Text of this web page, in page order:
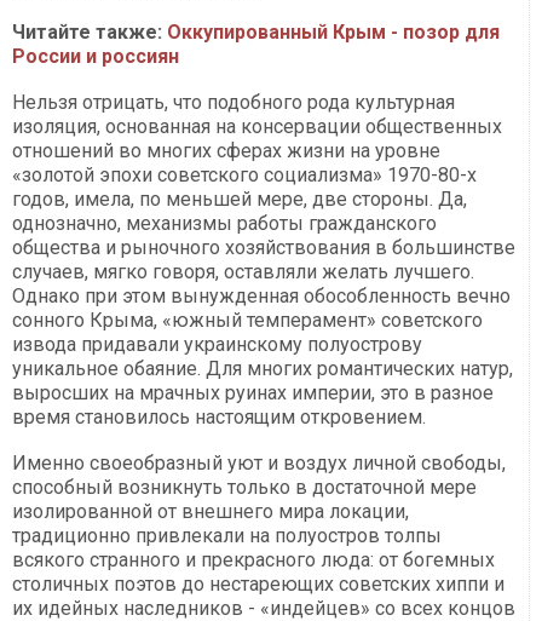
Читайте также: Оккупированный Крым - позор для
России и россиян
Нельзя отрицать, что подобного рода культурная
изоляция, основанная на консервации общественных
отношений во многих сферах жизни на уровне
«золотой эпохи советского социализма» 1970-80-х
годов, имела, по меньшей мере, две стороны. Да,
однозначно, механизмы работы гражданского
общества и рыночного хозяйствования в большинстве
случаев, мягко говоря, оставляли желать лучшего.
Однако при этом вынужденная обособленность вечно
сонного Крыма, «южный темперамент» советского
извода придавали украинскому полуострову
уникальное обаяние. Для многих романтических натур,
выросших на мрачных руинах империи, это в разное
время становилось настоящим откровением.
Именно своеобразный уют и воздух личной свободы,
способный возникнуть только в достаточной мере
изолированной от внешнего мира локации,
традиционно привлекали на полуостров толпы
всякого странного и прекрасного люда: от богемных
столичных поэтов до нестареющих советских хиппи и
их идейных наследников - «индейцев» со всех концов